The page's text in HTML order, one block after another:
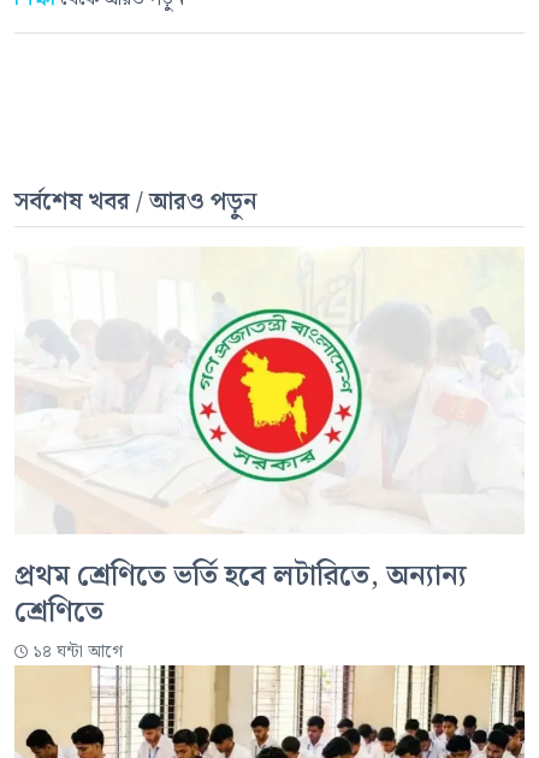
সর্বশেষ খবর / আরও পড়ুন
প্রথম শ্রেণিতে ভর্তি হবে লটারিতে, অন্যান্য
শ্রেণিতে
১৪ ঘন্টা আগে